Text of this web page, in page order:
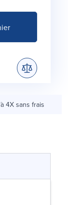
4X sans frais